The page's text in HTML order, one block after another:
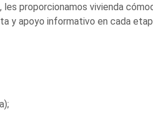
les proporcionamos vivienda
y apoyo informativo en cada